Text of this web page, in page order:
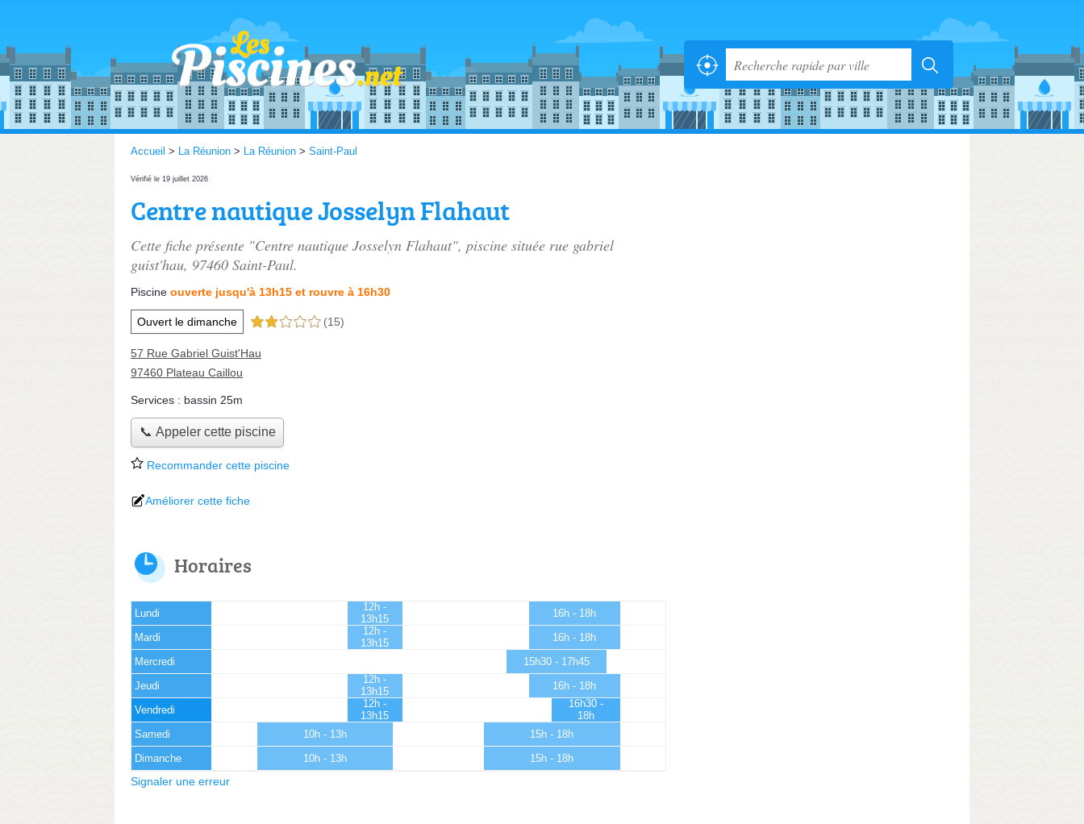
Accueil > La Réunion > La Réunion > Saint-Paul
Vérifié le 19 juillet 2026
Centre nautique Josselyn Flahaut
Cette fiche présente "Centre nautique Josselyn Flahaut", piscine située rue gabriel
guist'hau, 97460 Saint-Paul.
Piscine ouverte jusqu'à 13h15 et rouvre à 16h30
Ouvert le dimanche 2,0 étoiles sur 5 (15)
57 Rue Gabriel Guist'Hau
97460 Plateau Caillou
Services : bassin 25m
📞 Appeler cette piscine
Recommander cette piscine
Améliorer cette fiche
Horaires
Lundi
12h -
13h15
16h - 18h
Mardi
12h -
13h15
16h - 18h
Mercredi 15h30 - 17h45
Jeudi
12h -
13h15
16h - 18h
Vendredi
12h -
13h15
16h30 -
18h
Samedi
10h - 13h 15h - 18h
Dimanche 10h - 13h 15h - 18h
Signaler une erreur